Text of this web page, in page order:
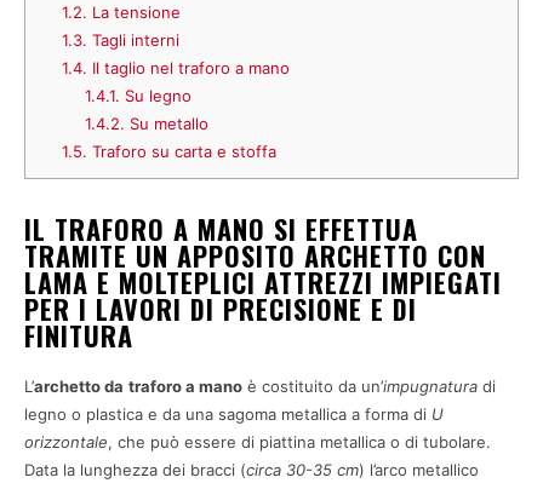
1.2. La tensione
1.3. Tagli interni
1.4. Il taglio nel traforo a mano
1.4.1. Su legno
1.4.2. Su metallo
1.5. Traforo su carta e stoffa
IL TRAFORO A MANO SI EFFETTUA
TRAMITE UN APPOSITO ARCHETTO CON
LAMA E MOLTEPLICI ATTREZZI IMPIEGATI
PER I LAVORI DI PRECISIONE E DI
FINITURA
L’archetto da traforo a mano è costituito da un’impugnatura di
legno o plastica e da una sagoma metallica a forma di U
orizzontale, che può essere di piattina metallica o di tubolare.
Data la lunghezza dei bracci (circa 30-35 cm) l’arco metallico